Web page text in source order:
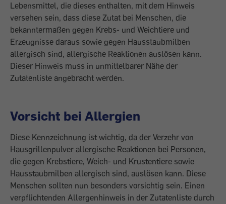
Lebensmittel, die dieses enthalten, mit dem Hinweis
versehen sein, dass diese Zutat bei Menschen, die
bekanntermaßen gegen Krebs- und Weichtiere und
Erzeugnisse daraus sowie gegen Hausstaubmilben
allergisch sind, allergische Reaktionen auslösen kann.
Dieser Hinweis muss in unmittelbarer Nähe der
Zutatenliste angebracht werden.
Vorsicht bei Allergien
Diese Kennzeichnung ist wichtig, da der Verzehr von
Hausgrillenpulver allergische Reaktionen bei Personen,
die gegen Krebstiere, Weich- und Krustentiere sowie
Hausstaubmilben allergisch sind, auslösen kann. Diese
Menschen sollten nun besonders vorsichtig sein. Einen
verpflichtenden Allergenhinweis in der Zutatenliste durch